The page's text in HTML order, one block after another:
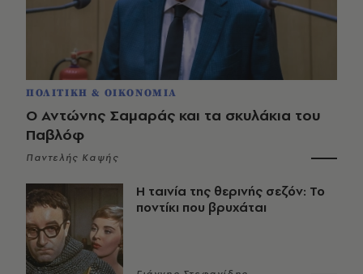
ΠΟΛΙΤΙΚΗ & ΟΙΚΟΝΟΜΙΑ
Ο Αντώνης Σαμαράς και τα σκυλάκια του
Παβλόφ
Παντελής Καψής
Η ταινία της θερινής σεζόν: Το
ποντίκι που βρυχάται